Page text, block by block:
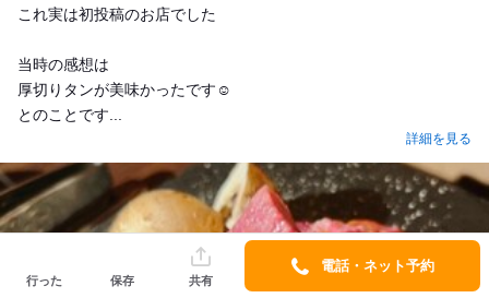
これ実は初投稿のお店でした
当時の感想は
厚切りタンが美味かったです☺️
とのことです...
詳細を見る
行った 保存 共有
電話・ネット予約